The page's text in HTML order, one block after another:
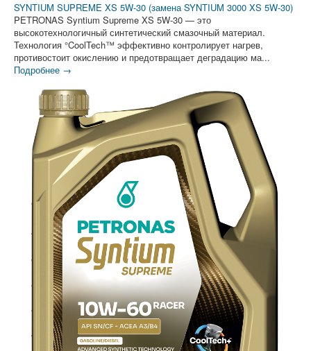
SYNTIUM SUPREME XS 5W-30 (замена SYNTIUM 3000 XS 5W-30)
PETRONAS Syntium Supreme XS 5W-30 — это
высокотехнологичный синтетический смазочный материал.
Технология °CoolTech™ эффективно контролирует нагрев,
противостоит окислению и предотвращает деградацию ма...
Подробнее →